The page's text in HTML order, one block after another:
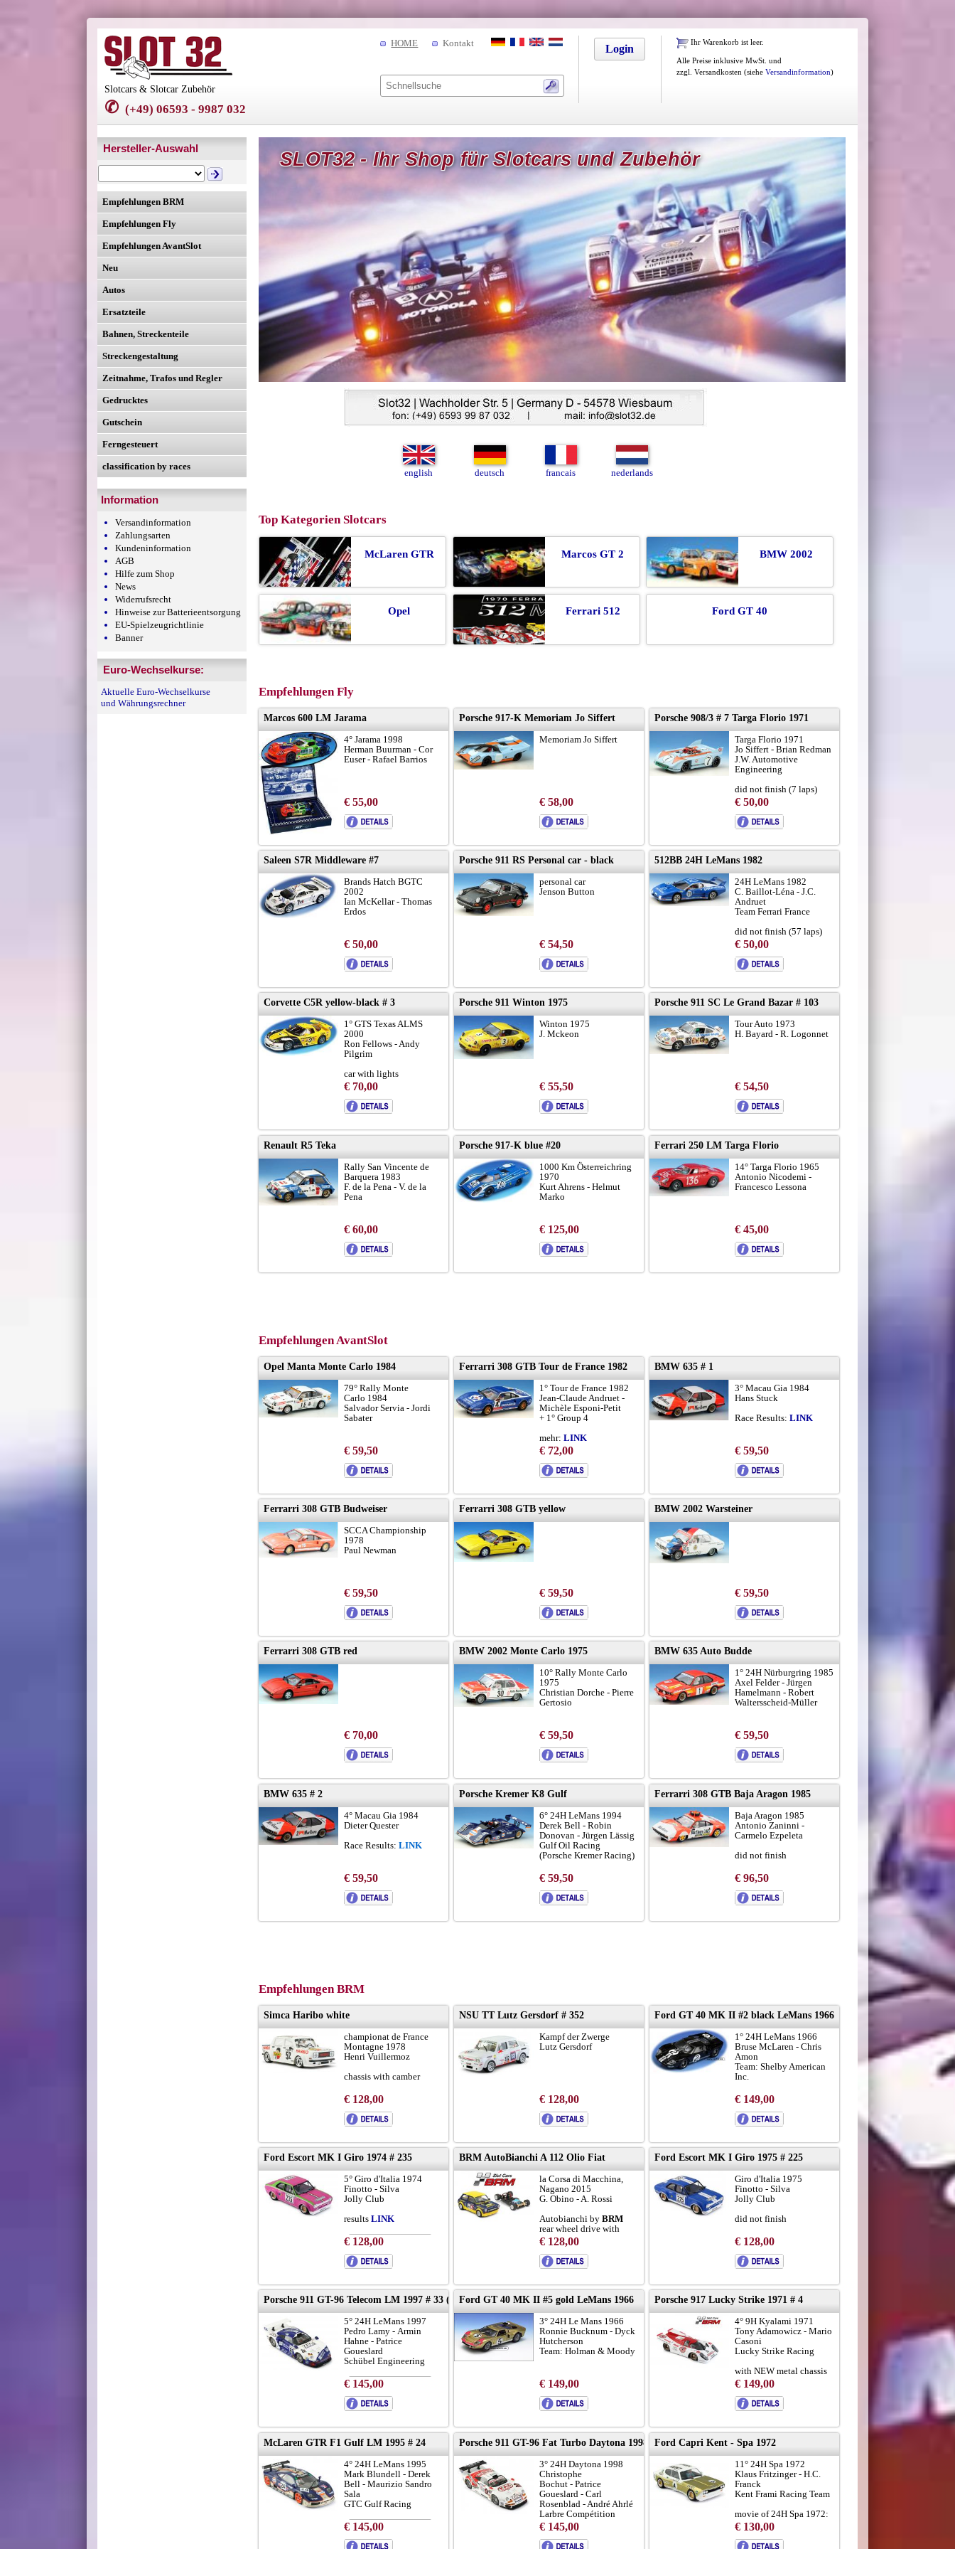
Slotcars & Slotcar Zubehör
✆ (+49) 06593 - 9987 032
Ihr Warenkorb ist leer.
Alle Preise inklusive MwSt. und
zzgl. Versandkosten (siehe Versandinformation)
Login
HOME Kontakt
Hersteller-Auswahl
Empfehlungen BRM
Empfehlungen Fly
Empfehlungen AvantSlot
Neu
Autos
Ersatzteile
Bahnen, Streckenteile
Streckengestaltung
Zeitnahme, Trafos und Regler
Gedrucktes
Gutschein
Ferngesteuert
classification by races
Information
Versandinformation
Zahlungsarten
Kundeninformation
AGB
Hilfe zum Shop
News
Widerrufsrecht
Hinweise zur Batterieentsorgung
EU-Spielzeugrichtlinie
Banner
Euro-Wechselkurse:
Aktuelle Euro-Wechselkurse
und Währungsrechner
SLOT32 - Ihr Shop für Slotcars und Zubehör
english deutsch francais nederlands
Top Kategorien Slotcars
McLaren GTR Marcos GT 2 BMW 2002
Opel Ferrari 512 Ford GT 40
Empfehlungen Fly
Marcos 600 LM Jarama
4° Jarama 1998
Herman Buurman - Cor
Euser - Rafael Barrios
€ 55,00
Porsche 917-K Memoriam Jo Siffert
Memoriam Jo Siffert
€ 58,00
Porsche 908/3 # 7 Targa Florio 1971
Targa Florio 1971
Jo Siffert - Brian Redman
J.W. Automotive
Engineering
did not finish (7 laps)
€ 50,00
Saleen S7R Middleware #7
Brands Hatch BGTC
2002
Ian McKellar - Thomas
Erdos
€ 50,00
Porsche 911 RS Personal car - black
personal car
Jenson Button
€ 54,50
512BB 24H LeMans 1982
24H LeMans 1982
C. Baillot-Léna - J.C.
Andruet
Team Ferrari France
did not finish (57 laps)
€ 50,00
Corvette C5R yellow-black # 3
1° GTS Texas ALMS
2000
Ron Fellows - Andy
Pilgrim
car with lights
€ 70,00
Porsche 911 Winton 1975
Winton 1975
J. Mckeon
€ 55,50
Porsche 911 SC Le Grand Bazar # 103
Tour Auto 1973
H. Bayard - R. Logonnet
€ 54,50
Renault R5 Teka
Rally San Vincente de
Barquera 1983
F. de la Pena - V. de la
Pena
€ 60,00
Porsche 917-K blue #20
1000 Km Österreichring
1970
Kurt Ahrens - Helmut
Marko
€ 125,00
Ferrari 250 LM Targa Florio
14° Targa Florio 1965
Antonio Nicodemi -
Francesco Lessona
€ 45,00
Empfehlungen AvantSlot
Opel Manta Monte Carlo 1984
79° Rally Monte
Carlo 1984
Salvador Servia - Jordi
Sabater
€ 59,50
Ferrarri 308 GTB Tour de France 1982
1° Tour de France 1982
Jean-Claude Andruet -
Michèle Esponi-Petit
+ 1° Group 4
mehr:LINK
€ 72,00
BMW 635 # 1
3° Macau Gia 1984
Hans Stuck
Race Results: LINK
€ 59,50
Ferrarri 308 GTB Budweiser
SCCA Championship
1978
Paul Newman
€ 59,50
Ferrarri 308 GTB yellow
€ 59,50
BMW 2002 Warsteiner
€ 59,50
Ferrarri 308 GTB red
€ 70,00
BMW 2002 Monte Carlo 1975
10° Rally Monte Carlo
1975
Christian Dorche - Pierre
Gertosio
€ 59,50
BMW 635 Auto Budde
1° 24H Nürburgring 1985
Axel Felder - Jürgen
Hamelmann - Robert
Waltersscheid-Müller
€ 59,50
BMW 635 # 2
4° Macau Gia 1984
Dieter Quester
Race Results:LINK
€ 59,50
Porsche Kremer K8 Gulf
6° 24H LeMans 1994
Derek Bell - Robin
Donovan - Jürgen Lässig
Gulf Oil Racing
(Porsche Kremer Racing)
€ 59,50
Ferrarri 308 GTB Baja Aragon 1985
Baja Aragon 1985
Antonio Zaninni -
Carmelo Ezpeleta
did not finish
Limited
€ 96,50
Empfehlungen BRM
Simca Haribo white
championat de France
Montagne 1978
Henri Vuillermoz
chassis with camber
€ 128,00
NSU TT Lutz Gersdorf # 352
Kampf der Zwerge
Lutz Gersdorf
€ 128,00
Ford GT 40 MK II #2 black LeMans 1966
1° 24H LeMans 1966
Bruse McLaren - Chris
Amon
Team: Shelby American
Inc.
€ 149,00
Ford Escort MK I Giro 1974 # 235
5° Giro d'Italia 1974
Finotto - Silva
Jolly Club
resultsLINK
to brochure
€ 128,00
BRM AutoBianchi A 112 Olio Fiat
la Corsa di Macchina,
Nagano 2015
G. Obino - A. Rossi
Autobianchi by BRM
rear wheel drive with
cardan
to brochure
€ 128,00
Ford Escort MK I Giro 1975 # 225
Giro d'Italia 1975
Finotto - Silva
Jolly Club
did not finish
results LINK
to brochure
€ 128,00
Porsche 911 GT-96 Telecom LM 1997 # 33 (blue)
5° 24H LeMans 1997
Pedro Lamy - Armin
Hahne - Patrice
Goueslard
Schübel Engineering
to brochure
LINK
€ 145,00
Ford GT 40 MK II #5 gold LeMans 1966
3° 24H Le Mans 1966
Ronnie Bucknum - Dyck
Hutcherson
Team: Holman & Moody
€ 149,00
Porsche 917 Lucky Strike 1971 # 4
4° 9H Kyalami 1971
Tony Adamowicz - Mario
Casoni
Lucky Strike Racing
with NEW metal chassis
to brochure
chassis 917-012
=>021:LINK
€ 149,00
McLaren GTR F1 Gulf LM 1995 # 24
4° 24H LeMans 1995
Mark Blundell - Derek
Bell - Maurizio Sandro
Sala
GTC Gulf Racing
to brochure
€ 145,00
Porsche 911 GT-96 Fat Turbo Daytona 1998 # 00
3° 24H Daytona 1998
Christophe
Bochut - Patrice
Goueslard - Carl
Rosenblad - André Ahrlé
Larbre Compétition
to brochure
€ 145,00
Ford Capri Kent - Spa 1972
11° 24H Spa 1972
Klaus Fritzinger - H.C.
Franck
Kent Frami Racing Team
movie of 24H Spa 1972:
LINK
über Klaus:
Frami Racing History:
€ 130,00